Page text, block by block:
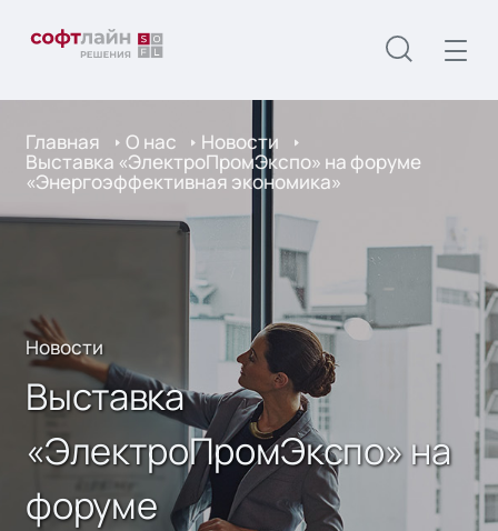
Главная О нас Новости
Выставка «ЭлектроПромЭкспо» на форуме
«Энергоэффективная экономика»
Новости
Выставка
«ЭлектроПромЭкспо» на
форуме